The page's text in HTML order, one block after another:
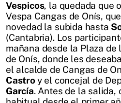
Vespicos, la quedada que
Vespa Cangas de Onís,
novedad la subida hasta
(Cantabria). Los
mañana desde la Plaza
de Onís, donde les
el alcalde de Cangas de
Castroy el concejal de
García. Antes de la salida,